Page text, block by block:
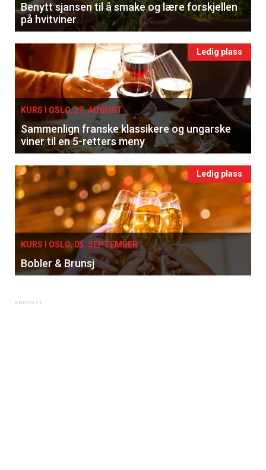
Benytt sjansen til å smake og lære forskjellen
på hvitviner
Ledig plass
KURS I OSLO, 27. AUGUST
Sammenlign franske klassikere og ungarske
viner til en 5-retters meny
Ledig plass
KURS I OSLO, 05. SEPTEMBER
Bobler & Brunsj